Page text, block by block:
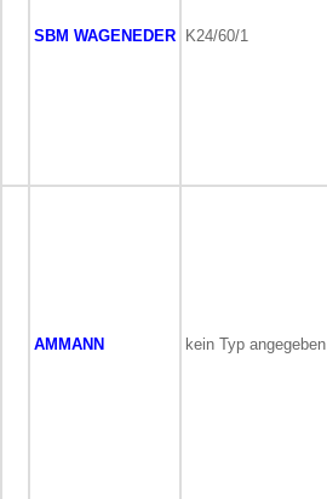
SBM WAGENEDER K24/60/1
AMMANN kein Typ angegeben